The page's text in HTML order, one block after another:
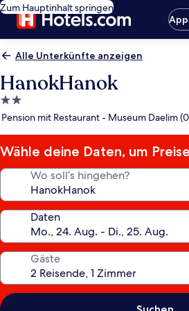
Zum Hauptinhalt springen
Alle Unterkünfte anzeigen
HanokHanok
2.0-
Sterne-
Pension mit Restaurant - Museum Daelim
Wähle deine Daten, um
Wo soll’s hingehen?
Daten
Gäste